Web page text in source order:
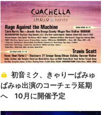
初音ミク、きゃりーぱみゅ
ぱみゅ出演のコーチェラ延期
へ 10月に開催予定